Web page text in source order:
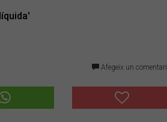
Afegeix un comentari